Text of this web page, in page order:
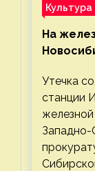
Культура
На
Утечка
станции
Западно-